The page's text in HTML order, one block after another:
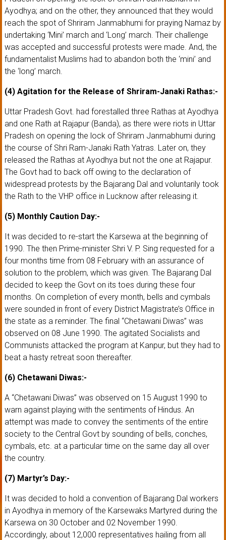
Ayodhya; and on the other, they announced that they would
reach the spot of Shriram Janmabhumi for praying Namaz by
undertaking ‘Mini’ march and ‘Long’ march. Their challenge
was accepted and successful protests were made. And, the
fundamentalist Muslims had to abandon both the ‘mini’ and
the ‘long’ march.
(4) Agitation for the Release of Shriram-Janaki Rathas:-
Uttar Pradesh Govt. had forestalled three Rathas at Ayodhya
and one Rath at Rajapur (Banda), as there were riots in Uttar
Pradesh on opening the lock of Shriram Janmabhumi during
the course of Shri Ram-Janaki Rath Yatras. Later on, they
released the Rathas at Ayodhya but not the one at Rajapur.
The Govt had to back off owing to the declaration of
widespread protests by the Bajarang Dal and voluntarily took
the Rath to the VHP office in Lucknow after releasing it.
(5) Monthly Caution Day:-
It was decided to re-start the Karsewa at the beginning of
1990. The then Prime-minister Shri V. P. Sing requested for a
four months time from 08 February with an assurance of
solution to the problem, which was given. The Bajarang Dal
decided to keep the Govt on its toes during these four
months. On completion of every month, bells and cymbals
were sounded in front of every District Magistrate’s Office in
the state as a reminder. The final “Chetawani Diwas” was
observed on 08 June 1990. The agitated Socialists and
Communists attacked the program at Kanpur, but they had to
beat a hasty retreat soon thereafter.
(6) Chetawani Diwas:-
A “Chetawani Diwas” was observed on 15 August 1990 to
warn against playing with the sentiments of Hindus. An
attempt was made to convey the sentiments of the entire
society to the Central Govt by sounding of bells, conches,
cymbals, etc. at a particular time on the same day all over
the country.
(7) Martyr’s Day:-
It was decided to hold a convention of Bajarang Dal workers
in Ayodhya in memory of the Karsewaks Martyred during the
Karsewa on 30 October and 02 November 1990.
Accordingly, about 12,000 representatives hailing from all